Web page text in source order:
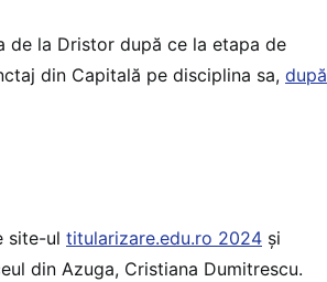
de la Dristor după ce la etapa de
din Capitală pe disciplina sa, după
site-ul titularizare.edu.ro 2024 și
din Azuga, Cristiana Dumitrescu.